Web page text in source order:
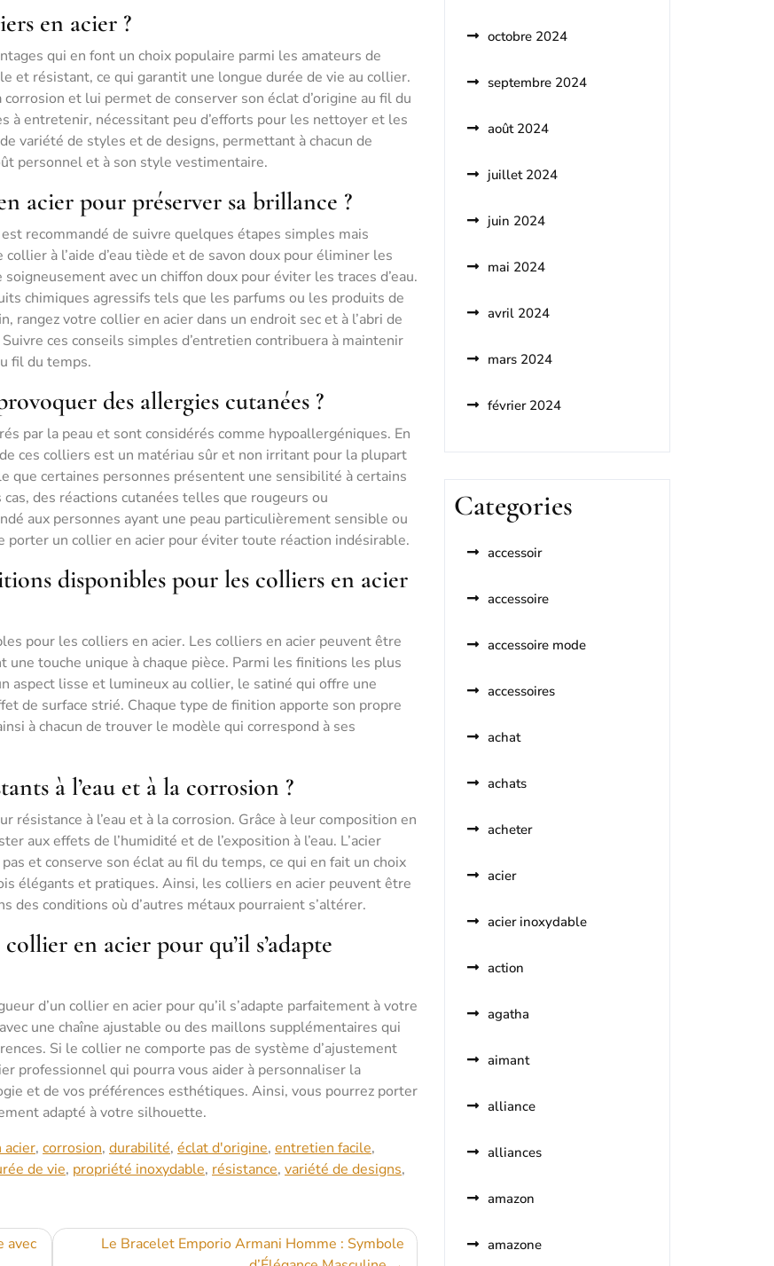
en acier ?
qui en font un choix populaire parmi les amateurs de
et résistant, ce qui garantit une longue durée de vie au collier.
et lui permet de conserver son éclat d’origine au fil du
à entretenir, nécessitant peu d’efforts pour les nettoyer et les
variété de styles et de designs, permettant à chacun de
personnel et à son style vestimentaire.
acier pour préserver sa brillance ?
recommandé de suivre quelques étapes simples mais
à l’aide d’eau tiède et de savon doux pour éliminer les
avec un chiffon doux pour éviter les traces d’eau.
chimiques agressifs tels que les parfums ou les produits de
rangez votre collier en acier dans un endroit sec et à l’abri de
ces conseils simples d’entretien contribuera à maintenir
fil du temps.
des allergies cutanées ?
par la peau et sont considérés comme hypoallergéniques. En
ces colliers est un matériau sûr et non irritant pour la plupart
que certaines personnes présentent une sensibilité à certains
des réactions cutanées telles que rougeurs ou
aux personnes ayant une peau particulièrement sensible ou
un collier en acier pour éviter toute réaction indésirable.
disponibles pour les colliers en acier
pour les colliers en acier. Les colliers en acier peuvent être
touche unique à chaque pièce. Parmi les finitions les plus
aspect lisse et lumineux au collier, le satiné qui offre une
de surface strié. Chaque type de finition apporte son propre
à chacun de trouver le modèle qui correspond à ses
à l’eau et à la corrosion ?
à l’eau et à la corrosion. Grâce à leur composition en
aux effets de l’humidité et de l’exposition à l’eau. L’acier
et conserve son éclat au fil du temps, ce qui en fait un choix
élégants et pratiques. Ainsi, les colliers en acier peuvent être
des conditions où d’autres métaux pourraient s’altérer.
en acier pour qu’il s’adapte
d’un collier en acier pour qu’il s’adapte parfaitement à votre
une chaîne ajustable ou des maillons supplémentaires qui
Si le collier ne comporte pas de système d’ajustement
professionnel qui pourra vous aider à personnaliser la
et de vos préférences esthétiques. Ainsi, vous pourrez porter
adapté à votre silhouette.
acier, corrosion, durabilité, éclat d'origine, entretien facile,
de vie, propriété inoxydable, résistance, variété de designs,
avec
Le Bracelet Emporio Armani Homme : Symbole
octobre 2024
septembre 2024
août 2024
juillet 2024
juin 2024
mai 2024
avril 2024
mars 2024
février 2024
Categories
accessoir
accessoire
accessoire mode
accessoires
achat
achats
acheter
acier
acier inoxydable
action
agatha
aimant
alliance
alliances
amazon
amazone